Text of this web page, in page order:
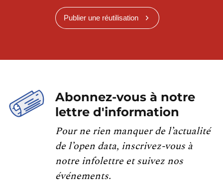
Publier une réutilisation
Abonnez-vous à notre
lettre d'information
Pour ne rien manquer de l’actualité
de l’open data, inscrivez-vous à
notre infolettre et suivez nos
événements.